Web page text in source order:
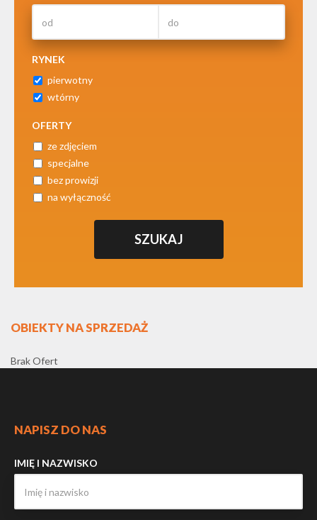
RYNEK
pierwotny
wtórny
OFERTY
ze zdjęciem
specjalne
bez prowizji
na wyłączność
OBIEKTY NA SPRZEDAŻ
Brak Ofert
NAPISZ DO NAS
IMIĘ I NAZWISKO